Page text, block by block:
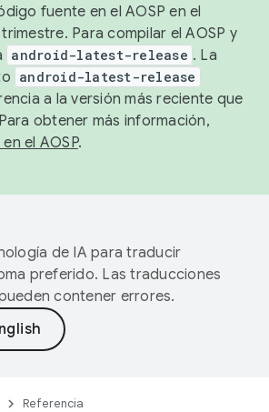
fuente en el AOSP en el
Para compilar el AOSP y
android-latest-release . La
android-latest-release
a la versión más reciente que
obtener más información,
el AOSP.
de IA para traducir
preferido. Las traducciones
contener errores.
Referencia